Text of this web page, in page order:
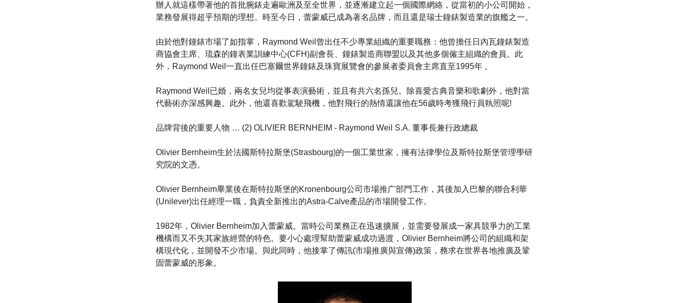
辦人就這樣帶著他的首批腕錶走遍歐洲及至全世界，並逐漸建立起一個國際網絡，從當初的小公司開始，
業務發展得超乎預期的理想。時至今日，蕾蒙威已成為著名品牌，而且還是瑞士鐘錶製造業的旗艦之一。
由於他對鐘錶市場了如指掌，Raymond Weil曾出任不少專業組織的重要職務：他曾擔任日內瓦鐘錶製造
商協會主席、琉森的鐘表業訓練中心(CFH)副會長、鐘錶製造商聯盟以及其他多個僱主組織的會員。此
外，Raymond Weil一直出任巴塞爾世界鐘錶及珠寶展覽會的參展者委員會主席直至1995年 。
Raymond Weil已婚，兩名女兒均從事表演藝術，並且有共六名孫兒。除喜愛古典音樂和歌劇外，他對當
代藝術亦深感興趣。此外，他還喜歡駕駛飛機，他對飛行的熱情還讓他在56歲時考獲飛行員執照呢!
品牌背後的重要人物 … (2) OLIVIER BERNHEIM - Raymond Weil S.A. 董事長兼行政總裁
Olivier Bernheim生於法國斯特拉斯堡(Strasbourg)的一個工業世家，擁有法律學位及斯特拉斯堡管理學研
究院的文憑。
Olivier Bernheim畢業後在斯特拉斯堡的Kronenbourg公司市場推广部門工作，其後加入巴黎的聯合利華
(Unilever)出任經理一職，負責全新推出的Astra-Calve產品的市場開發工作。
1982年，Olivier Bernheim加入蕾蒙威。當時公司業務正在迅速擴展，並需要發展成一家具競爭力的工業
機構而又不失其家族經營的特色。要小心處理幫助蕾蒙威成功過渡，Olivier Bernheim將公司的組織和架
構現代化，並開發不少市場。與此同時，他接掌了傳訊(市場推廣與宣傳)政策，務求在世界各地推廣及鞏
固蕾蒙威的形象。